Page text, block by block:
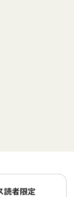
読者限定